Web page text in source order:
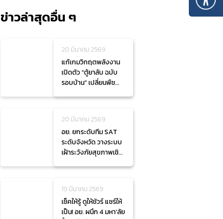
ข่าวล่าสุดอื่น ๆ
20 มีนาคม 2569
แก้เกมวิกฤตพลังงาน
เปิดตัว “ตู้ยาลับ ฉบับ
รอบบ้าน” เปลี่ยนพืช
20 มีนาคม 2569
อย. ยกระดับทีม SAT
ระดับจังหวัด วางระบบ
เฝ้าระวังภัยสุขภาพเชิง
19 มีนาคม 2569
เช็คให้รู้ ดูให้ชัวร์ แชร์ให้
เป็น! อย. ผนึก 4 มหา’ลัย